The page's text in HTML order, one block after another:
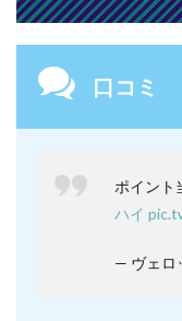
口コミ
ポイント
ハイ
— ヴェロ